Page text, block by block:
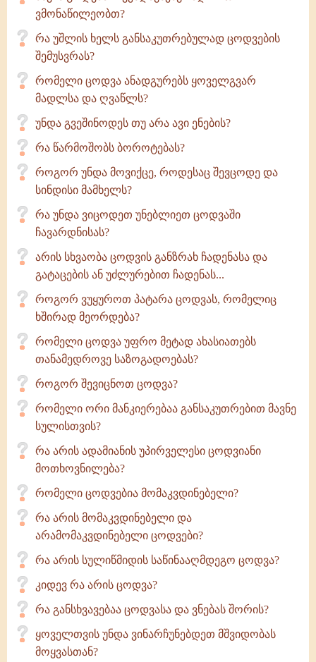
ვმონაწილეობთ?
რა უშლის ხელს განსაკუთრებულად ცოდვების
შემუსვრას?
რომელი ცოდვა ანადგურებს ყოველგვარ
მადლსა და ღვაწლს?
უნდა გვეშინოდეს თუ არა ავი ენების?
რა წარმოშობს ბოროტებას?
როგორ უნდა მოვიქცე, როდესაც შევცოდე და
სინდისი მამხელს?
რა უნდა ვიცოდეთ უნებლიეთ ცოდვაში
ჩავარდნისას?
არის სხვაობა ცოდვის განზრახ ჩადენასა და
გატაცების ან უძლურებით ჩადენას...
როგორ ვუყუროთ პატარა ცოდვას, რომელიც
ხშირად მეორდება?
რომელი ცოდვა უფრო მეტად ახასიათებს
თანამედროვე საზოგადოებას?
როგორ შევიცნოთ ცოდვა?
რომელი ორი მანკიერებაა განსაკუთრებით მავნე
სულისთვის?
რა არის ადამიანის უპირველესი ცოდვიანი
მოთხოვნილება?
რომელი ცოდვებია მომაკვდინებელი?
რა არის მომაკვდინებელი და
არამომაკვდინებელი ცოდვები?
რა არის სულიწმიდის საწინააღმდეგო ცოდვა?
კიდევ რა არის ცოდვა?
რა განსხვავებაა ცოდვასა და ვნებას შორის?
ყოველთვის უნდა ვინარჩუნებდეთ მშვიდობას
მოყვასთან?